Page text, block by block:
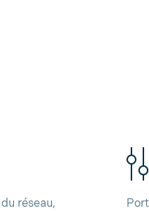
réseau,